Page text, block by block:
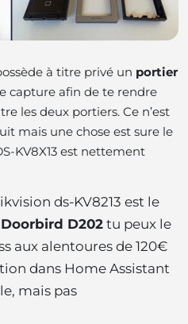
à titre privé un portier
capture afin de te rendre
les deux portiers. Ce n’est
mais une chose est sure le
KV8X13 est nettement
ds-KV8213 est le
D202 tu peux le
aux alentoures de 120€
dans Home Assistant
mais pas